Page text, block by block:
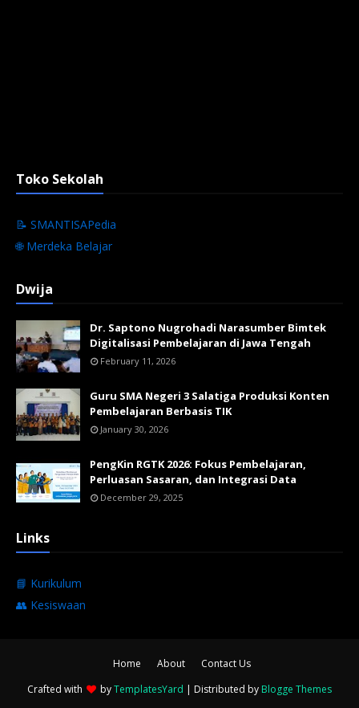
Toko Sekolah
📝 SMANTISAPedia
🌐 Merdeka Belajar
Dwija
Dr. Saptono Nugrohadi Narasumber Bimtek
Digitalisasi Pembelajaran di Jawa Tengah
February 11, 2026
Guru SMA Negeri 3 Salatiga Produksi Konten
Pembelajaran Berbasis TIK
January 30, 2026
PengKin RGTK 2026: Fokus Pembelajaran,
Perluasan Sasaran, dan Integrasi Data
December 29, 2025
Links
📘 Kurikulum
👥 Kesiswaan
Home About
Contact Us
Crafted with
byTemplatesYard | Distributed by Blogge Themes